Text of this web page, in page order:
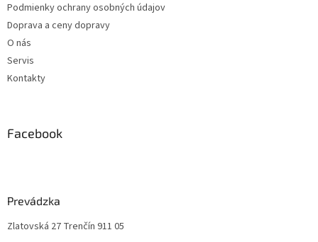
Podmienky ochrany osobných údajov
Doprava a ceny dopravy
O nás
Servis
Kontakty
Facebook
Prevádzka
Zlatovská 27 Trenčín 911 05